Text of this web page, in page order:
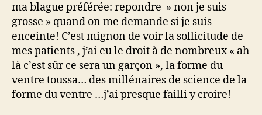
ma blague préférée: repondre » non je suis
grosse » quand on me demande si je suis
enceinte! C’est mignon de voir la sollicitude de
mes patients , j’ai eu le droit à de nombreux « ah
là c’est sûr ce sera un garçon », la forme du
ventre toussa… des millénaires de science de la
forme du ventre …j’ai presque failli y croire!